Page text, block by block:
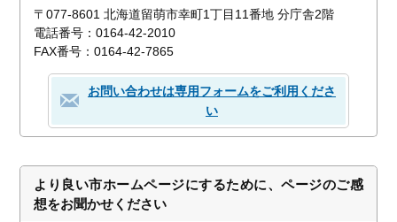
〒077-8601 北海道留萌市幸町1丁目11番地 分庁舎2階
電話番号：0164-42-2010
FAX番号：0164-42-7865
お問い合わせは専用フォームをご利用くださ
い
より良い市ホームページにするために、ページのご感
想をお聞かせください